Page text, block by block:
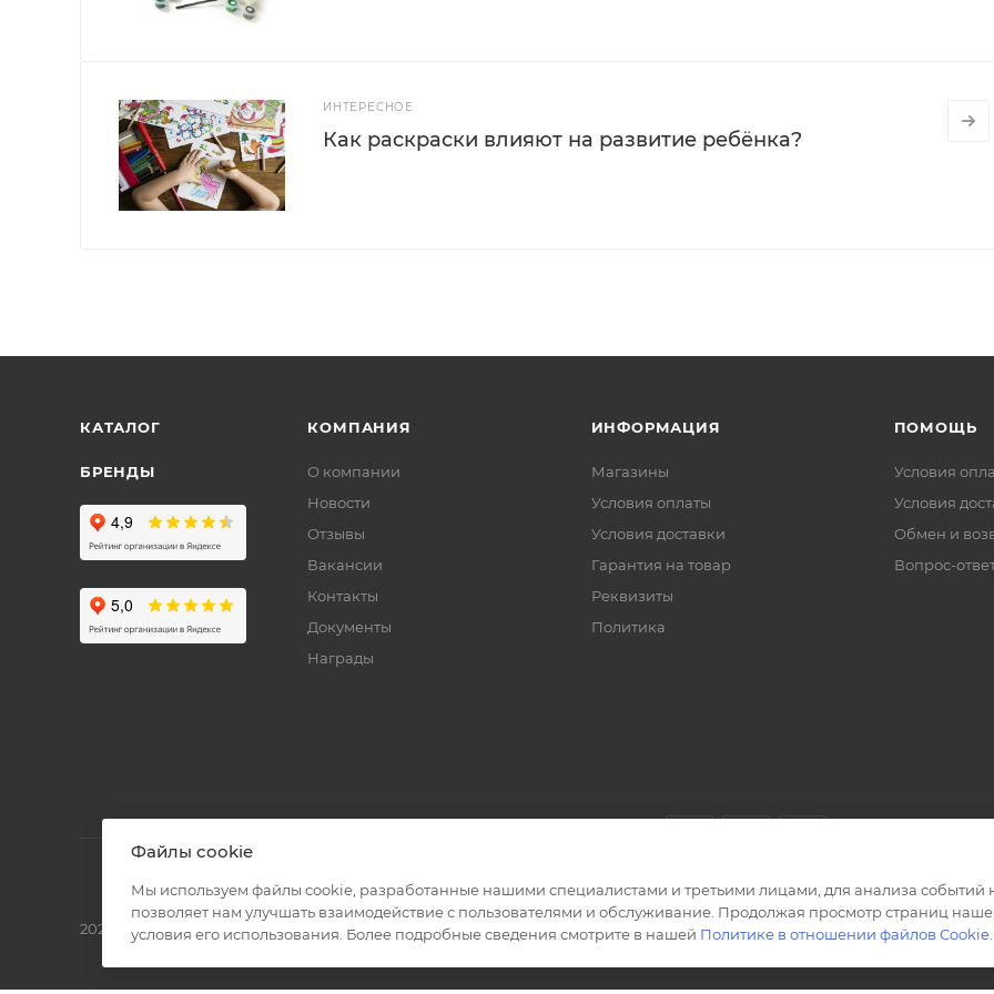
ИНТЕРЕСНОЕ
Как раскраски влияют на развитие ребёнка?
КАТАЛОГ
БРЕНДЫ
КОМПАНИЯ
О компании
Новости
Отзывы
Вакансии
Контакты
Документы
Награды
ИНФОРМАЦИЯ
Магазины
Условия оплаты
Условия доставки
Гарантия на товар
Реквизиты
Политика
ПОМОЩЬ
Условия
Условия
Обмен и
Вопрос-
2026 © Полиграф кит - интернет-магазин
Файлы cookie
Мы используем файлы cookie, разработанные нашими специалистами и третьими лицами, для анализа событий
позволяет нам улучшать взаимодействие с пользователями и обслуживание. Продолжая просмотр страниц
условия его использования. Более подробные сведения смотрите в нашей Политике в отношении файлов Cookie